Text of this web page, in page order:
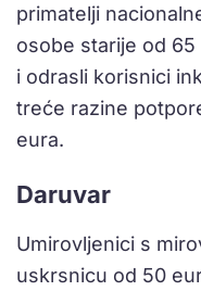
primatelji
osobe starije od
i odrasli korisnici
treće razine
eura.
Daruvar
Umirovljenici s
uskrsnicu od 50